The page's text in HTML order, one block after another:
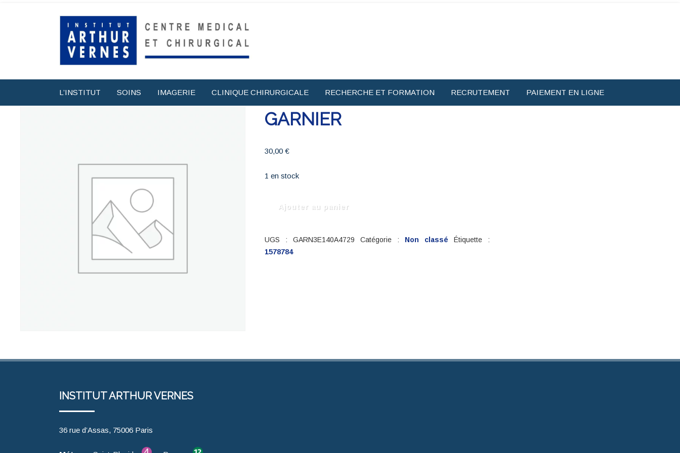
L’INSTITUT SOINS IMAGERIE CLINIQUE CHIRURGICALE RECHERCHE ET FORMATION RECRUTEMENT PAIEMENT EN LIGNE
GARNIER
30,00 €
1 en stock
Ajouter au panier
UGS : GARN3E140A4729 Catégorie : Non classé
Étiquette :
1578784
INSTITUT ARTHUR VERNES
36 rue d’Assas, 75006 Paris